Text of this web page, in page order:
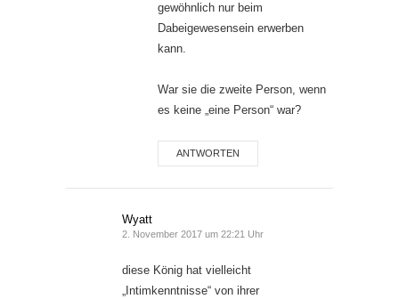
gewöhnlich nur beim
Dabeigewesensein erwerben
kann.
War sie die zweite Person, wenn
es keine „eine Person“ war?
ANTWORTEN
Wyatt
2. November 2017 um 22:21 Uhr
diese König hat vielleicht
„Intimkenntnisse“ von ihrer